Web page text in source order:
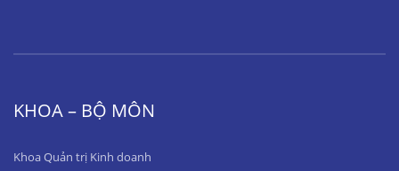
KHOA – BỘ MÔN
Khoa Quản trị Kinh doanh